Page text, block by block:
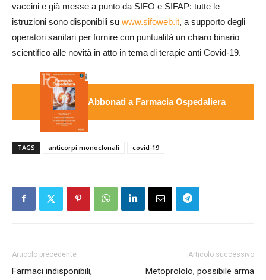
vaccini e già messe a punto da SIFO e SIFAP: tutte le
istruzioni sono disponibili su www.sifoweb.it, a supporto degli
operatori sanitari per fornire con puntualità un chiaro binario
scientifico alle novità in atto in tema di terapie anti Covid-19.
Abbonati a Farmacia Ospedaliera
TAGS anticorpi monoclonali covid-19
Articolo precedente
Farmaci indisponibili,
Articolo successivo
Metoprololo, possibile arma